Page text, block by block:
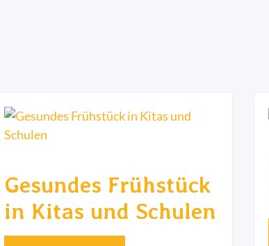
Gesundes Frühstück
in Kitas und Schulen